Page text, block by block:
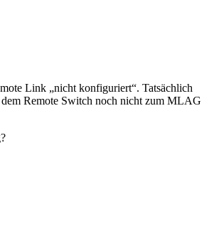
Link „nicht konfiguriert“. Tatsächlich
Remote Switch noch nicht zum MLAG